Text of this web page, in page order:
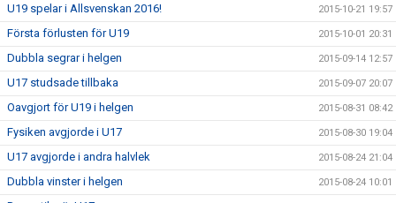
U19 spelar i Allsvenskan 2016! 2015-10-21 19:57
Första förlusten för U19 2015-10-01 20:31
Dubbla segrar i helgen 2015-09-14 12:57
U17 studsade tillbaka 2015-09-07 20:07
Oavgjort för U19 i helgen 2015-08-31 08:42
Fysiken avgjorde i U17 2015-08-30 19:04
U17 avgjorde i andra halvlek 2015-08-24 21:04
Dubbla vinster i helgen 2015-08-24 10:01